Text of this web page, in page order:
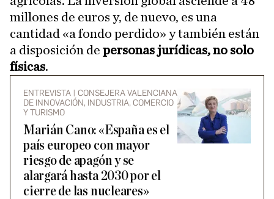
millones de euros y, de nuevo, es una
cantidad «a fondo perdido» y también están
a disposición de personas jurídicas, no solo
físicas.
ENTREVISTA | CONSEJERA VALENCIANA
DE INNOVACIÓN, INDUSTRIA, COMERCIO
Y TURISMO
Marián Cano: «España es el
país europeo con mayor
riesgo de apagón y se
alargará hasta 2030 por el
cierre de las nucleares»